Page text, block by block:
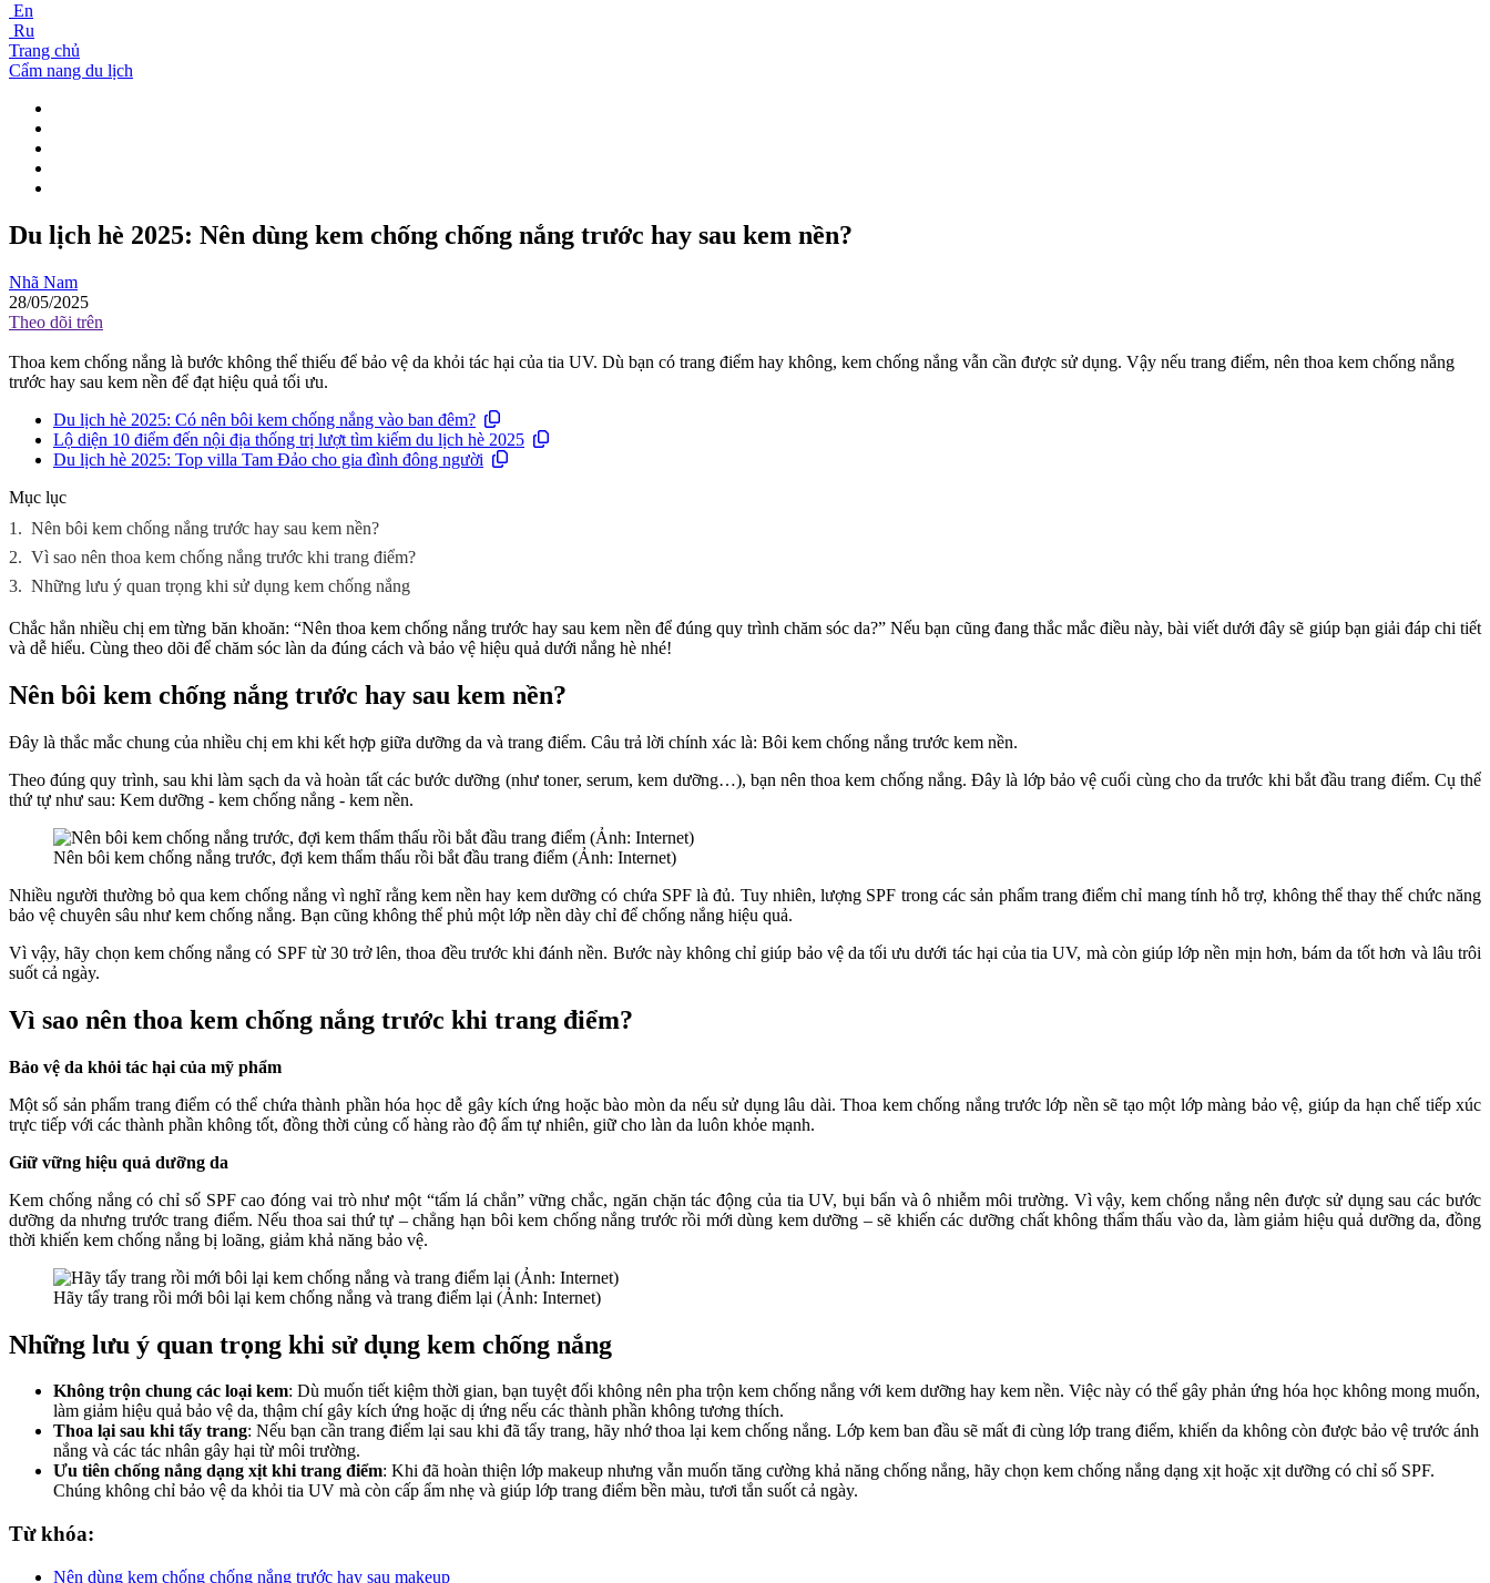
En
Ru
Trang chủ
Cẩm nang du lịch
Du lịch hè 2025: Nên dùng kem chống chống nắng trước hay sau kem nền?
Nhã Nam
28/05/2025
Theo dõi trên
Thoa kem chống nắng là bước không thể thiếu để bảo vệ da khỏi tác hại của tia UV. Dù bạn có trang điểm hay không, kem chống nắng vẫn cần được sử dụng. Vậy nếu trang điểm, nên thoa kem chống nắng
trước hay sau kem nền để đạt hiệu quả tối ưu.
Du lịch hè 2025: Có nên bôi kem chống nắng vào ban đêm?
Lộ diện 10 điểm đến nội địa thống trị lượt tìm kiếm du lịch hè 2025
Du lịch hè 2025: Top villa Tam Đảo cho gia đình đông người
Mục lục
1. Nên bôi kem chống nắng trước hay sau kem nền?
2. Vì sao nên thoa kem chống nắng trước khi trang điểm?
3. Những lưu ý quan trọng khi sử dụng kem chống nắng
Chắc hẳn nhiều chị em từng băn khoăn: “Nên thoa kem chống nắng trước hay sau kem nền để đúng quy trình chăm sóc da?” Nếu bạn cũng đang thắc mắc điều này, bài viết dưới đây sẽ giúp bạn giải đáp chi tiết
và dễ hiểu. Cùng theo dõi để chăm sóc làn da đúng cách và bảo vệ hiệu quả dưới nắng hè nhé!
Nên bôi kem chống nắng trước hay sau kem nền?
Đây là thắc mắc chung của nhiều chị em khi kết hợp giữa dưỡng da và trang điểm. Câu trả lời chính xác là: Bôi kem chống nắng trước kem nền.
Theo đúng quy trình, sau khi làm sạch da và hoàn tất các bước dưỡng (như toner, serum, kem dưỡng…), bạn nên thoa kem chống nắng. Đây là lớp bảo vệ cuối cùng cho da trước khi bắt đầu trang điểm. Cụ thể
thứ tự như sau: Kem dưỡng - kem chống nắng - kem nền.
Nên bôi kem chống nắng trước, đợi kem thẩm thấu rồi bắt đầu trang điểm (Ảnh: Internet)
Nhiều người thường bỏ qua kem chống nắng vì nghĩ rằng kem nền hay kem dưỡng có chứa SPF là đủ. Tuy nhiên, lượng SPF trong các sản phẩm trang điểm chỉ mang tính hỗ trợ, không thể thay thế chức năng
bảo vệ chuyên sâu như kem chống nắng. Bạn cũng không thể phủ một lớp nền dày chỉ để chống nắng hiệu quả.
Vì vậy, hãy chọn kem chống nắng có SPF từ 30 trở lên, thoa đều trước khi đánh nền. Bước này không chỉ giúp bảo vệ da tối ưu dưới tác hại của tia UV, mà còn giúp lớp nền mịn hơn, bám da tốt hơn và lâu trôi
suốt cả ngày.
Vì sao nên thoa kem chống nắng trước khi trang điểm?
Bảo vệ da khỏi tác hại của mỹ phẩm
Một số sản phẩm trang điểm có thể chứa thành phần hóa học dễ gây kích ứng hoặc bào mòn da nếu sử dụng lâu dài. Thoa kem chống nắng trước lớp nền sẽ tạo một lớp màng bảo vệ, giúp da hạn chế tiếp xúc
trực tiếp với các thành phần không tốt, đồng thời củng cố hàng rào độ ẩm tự nhiên, giữ cho làn da luôn khỏe mạnh.
Giữ vững hiệu quả dưỡng da
Kem chống nắng có chỉ số SPF cao đóng vai trò như một “tấm lá chắn” vững chắc, ngăn chặn tác động của tia UV, bụi bẩn và ô nhiễm môi trường. Vì vậy, kem chống nắng nên được sử dụng sau các bước
dưỡng da nhưng trước trang điểm. Nếu thoa sai thứ tự – chẳng hạn bôi kem chống nắng trước rồi mới dùng kem dưỡng – sẽ khiến các dưỡng chất không thẩm thấu vào da, làm giảm hiệu quả dưỡng da, đồng
thời khiến kem chống nắng bị loãng, giảm khả năng bảo vệ.
Hãy tẩy trang rồi mới bôi lại kem chống nắng và trang điểm lại (Ảnh: Internet)
Những lưu ý quan trọng khi sử dụng kem chống nắng
Không trộn chung các loại kem: Dù muốn tiết kiệm thời gian, bạn tuyệt đối không nên pha trộn kem chống nắng với kem dưỡng hay kem nền. Việc này có thể gây phản ứng hóa học không mong muốn,
làm giảm hiệu quả bảo vệ da, thậm chí gây kích ứng hoặc dị ứng nếu các thành phần không tương thích.
Thoa lại sau khi tẩy trang: Nếu bạn cần trang điểm lại sau khi đã tẩy trang, hãy nhớ thoa lại kem chống nắng. Lớp kem ban đầu sẽ mất đi cùng lớp trang điểm, khiến da không còn được bảo vệ trước ánh
nắng và các tác nhân gây hại từ môi trường.
Ưu tiên chống nắng dạng xịt khi trang điểm: Khi đã hoàn thiện lớp makeup nhưng vẫn muốn tăng cường khả năng chống nắng, hãy chọn kem chống nắng dạng xịt hoặc xịt dưỡng có chỉ số SPF.
Chúng không chỉ bảo vệ da khỏi tia UV mà còn cấp ẩm nhẹ và giúp lớp trang điểm bền màu, tươi tắn suốt cả ngày.
Từ khóa:
Nên dùng kem chống chống nắng trước hay sau makeup